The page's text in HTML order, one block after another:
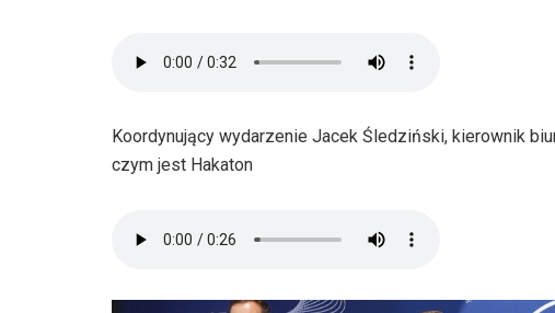
Koordynujący wydarzenie Jacek Śledziński, kierownik
czym jest Hakaton